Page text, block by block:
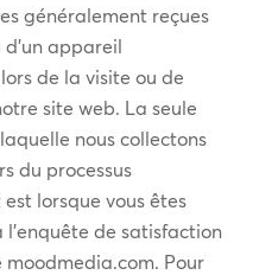
généralement reçues
appareil
de la visite ou de
site web. La seule
nous collectons
du processus
lorsque vous êtes
de satisfaction
Pour